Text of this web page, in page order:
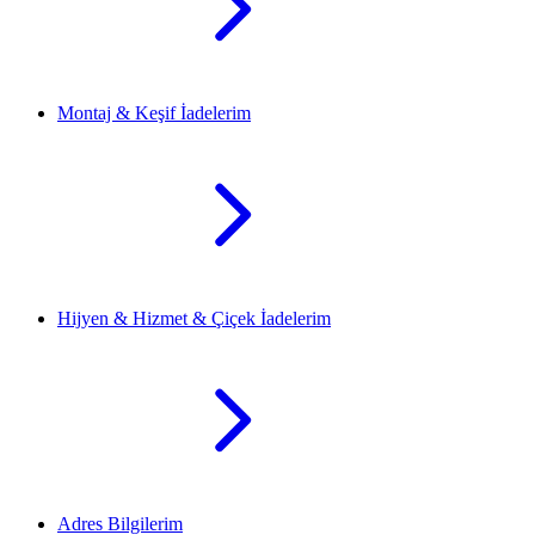
Montaj & Keşif İadelerim
Hijyen & Hizmet & Çiçek İadelerim
Adres Bilgilerim